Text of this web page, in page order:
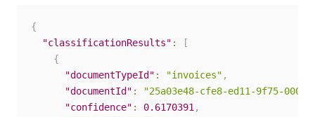
{
"classificationResults" :
[
{
"documentTypeId" : "invoices" ,
"documentId" :
"25a03e48-cfe8-ed11-9f75-
"confidence" : 0.6170391 ,